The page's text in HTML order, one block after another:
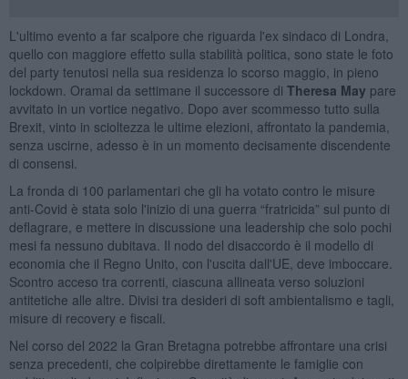
L'ultimo evento a far scalpore che riguarda l'ex sindaco di Londra,
quello con maggiore effetto sulla stabilità politica, sono state le foto
del party tenutosi nella sua residenza lo scorso maggio, in pieno
lockdown. Oramai da settimane il successore di Theresa May pare
avvitato in un vortice negativo. Dopo aver scommesso tutto sulla
Brexit, vinto in scioltezza le ultime elezioni, affrontato la pandemia,
senza uscirne, adesso è in un momento decisamente discendente
di consensi.
La fronda di 100 parlamentari che gli ha votato contro le misure
anti-Covid è stata solo l'inizio di una guerra “fratricida” sul punto di
deflagrare, e mettere in discussione una leadership che solo pochi
mesi fa nessuno dubitava. Il nodo del disaccordo è il modello di
economia che il Regno Unito, con l'uscita dall'UE, deve imboccare.
Scontro acceso tra correnti, ciascuna allineata verso soluzioni
antitetiche alle altre. Divisi tra desideri di soft ambientalismo e tagli,
misure di recovery e fiscali.
Nel corso del 2022 la Gran Bretagna potrebbe affrontare una crisi
senza precedenti, che colpirebbe direttamente le famiglie con